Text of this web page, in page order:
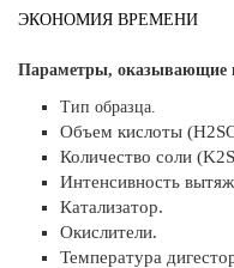
ЭКОНОМИЯ ВРЕМЕНИ
Параметры, оказывающие
Тип образца.
Объем кислоты
Количество соли
Интенсивность
Катализатор.
Окислители.
Температура